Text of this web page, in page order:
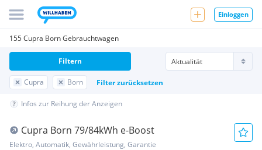
Einloggen
155 Cupra Born Gebrauchtwagen
Cupra Born Filter zurücksetzen
Filtern
Infos zur Reihung der Anzeigen
Cupra Born 79/84kWh e-Boost
Elektro, Automatik, Gewährleistung, Garantie